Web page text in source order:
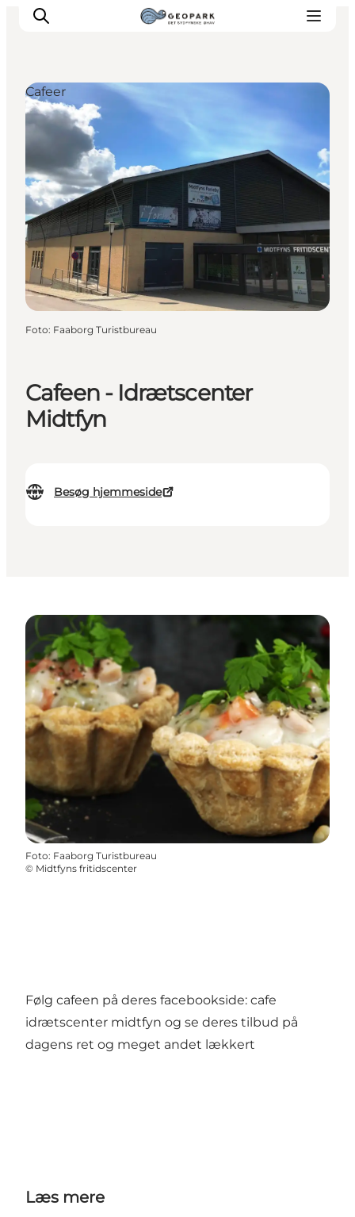
Cafeen - Idrætscenter
Midtfyn
Besøg hjemmeside
Cafeer
Foto: Faaborg Turistbureau
Foto: Faaborg Turistbureau
© Midtfyns fritidscenter
Følg cafeen på deres facebookside: cafe
idrætscenter midtfyn og se deres tilbud på
dagens ret og meget andet lækkert
Læs mere